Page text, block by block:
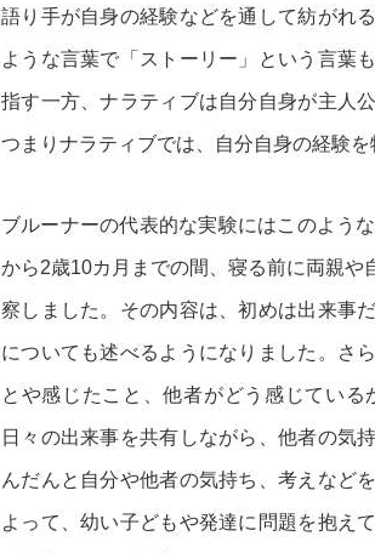
語り手が自身の経験などを通して紡がれ
ような言葉で「ストーリー」という言葉
指す一方、ナラティブは自分自身が主人
つまりナラティブでは、自分自身の経験を
ブルーナーの代表的な実験にはこのよう
から2歳10カ月までの間、寝る前に両親
察しました。その内容は、初めは出来事
についても述べるようになりました。さ
とや感じたこと、他者がどう感じてい
日々の出来事を共有しながら、他者の気
んだんと自分や他者の気持ち、考えなど
よって、幼い子どもや発達に問題を抱え